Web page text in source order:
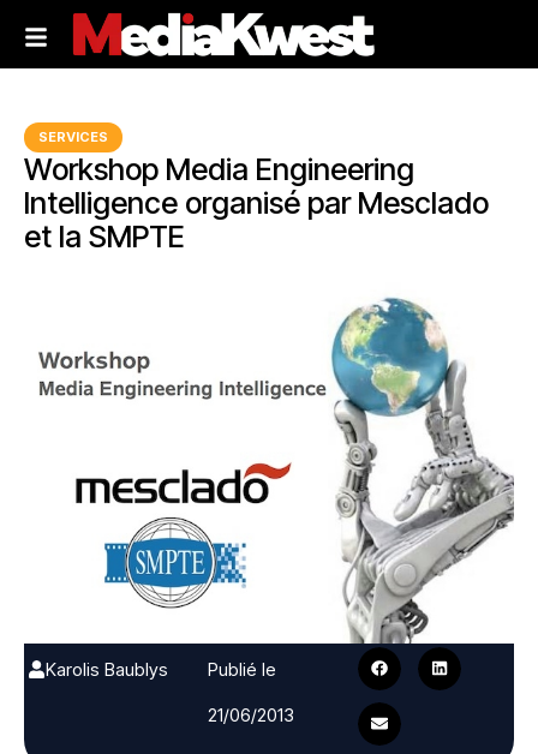
SERVICES
Workshop Media Engineering
Intelligence organisé par Mesclado
et la SMPTE
Karolis Baublys
Publié le
21/06/2013